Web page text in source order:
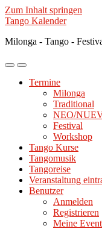
Zum Inhalt springen
Tango Kalender
Milonga - Tango -
Mobile-
ein-/ausblenden
Suchfeld
ein-/ausblenden
Termine
Milonga
Traditional
NEO/
Festival
Workshop
Tango Kurse
Tangomusik
Tangoreise
Veranstaltung
Benutzer
Anmelden
Registrieren
Meine